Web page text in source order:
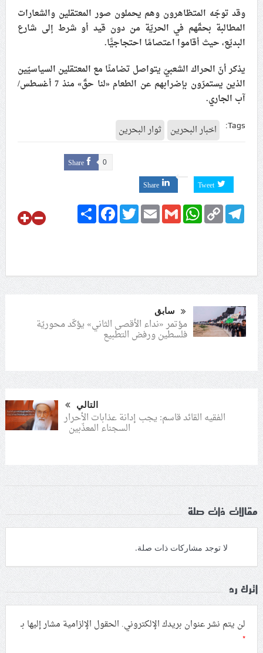
علماء البحرين: طلب الترخيص والإجازة من السلطة في
ممارسة الشعائر الحسينيّة هو في حقيقته محاربة لقضيّة
الإمام الحسين «ع»
لجنة مراسم الوداع والتشييع ومواراة الجثمان للإمام الشهيد
السيّد علي الحسيني الخامنئي تنشر تفاصيل التشييع في
إيران والعراق
وقد توجّه المتظاهرون وهم يحملون صور المعتقلين والشعارات
المطالبة بحقّهم في الحريّة من دون قيد أو شرط إلى شارع
البديّع، حيث أقاموا اعتصامًا احتجاجيًّا.
يذكر أنّ الحراك الشعبيّ يتواصل تضامنًا مع المعتقلين السياسيّين
الذين يستمرّون بإضرابهم عن الطعام «لنا حقّ» منذ 7 أغسطس/
آب الجاري.
Tags: اخبار البحرين ثوار البحرين
Share 0
Tweet
Share
ShareFacebookTwitterEmailGmail
WhatsApp Copy
Link
Telegram
سابق
مؤتمر «نداء الأقصى الثاني» يؤكّد محوريّة
فلسطين ورفض التطبيع
التالي
الفقيه القائد قاسم: يجب إدانة عذابات الأحرار
السجناء المعذّبين
مقالات ذات صلة
لا توجد مشاركات ذات صلة.
اترك رد
لن يتم نشر عنوان بريدك الإلكتروني. الحقول الإلزامية مشار إليها بـ
*